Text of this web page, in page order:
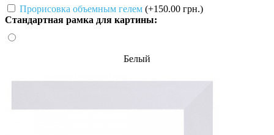
Прорисовка объемным гелем (+150.00 грн.)
Стандартная рамка для картины:
Белый